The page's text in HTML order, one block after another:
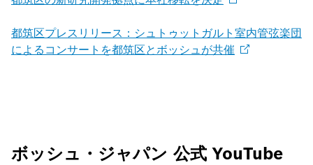
都筑区プレスリリース：シュトゥットガルト室内管弦楽団
によるコンサートを都筑区とボッシュが共催
ボッシュ・ジャパン 公式 YouTube